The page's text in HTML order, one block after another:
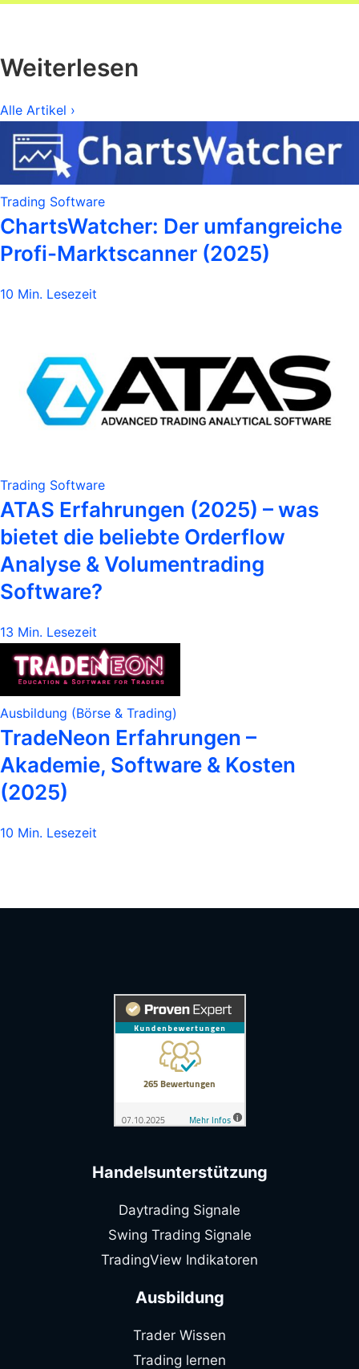
Weiterlesen
Alle Artikel ›
Trading Software
ChartsWatcher: Der umfangreiche
Profi-Marktscanner (2025)
10 Min. Lesezeit
Trading Software
ATAS Erfahrungen (2025) – was
bietet die beliebte Orderflow
Analyse & Volumentrading
Software?
13 Min. Lesezeit
Ausbildung (Börse & Trading)
TradeNeon Erfahrungen –
Akademie, Software & Kosten
(2025)
10 Min. Lesezeit
Handelsunterstützung
Daytrading Signale
Swing Trading Signale
TradingView Indikatoren
Ausbildung
Trader Wissen
Trading lernen